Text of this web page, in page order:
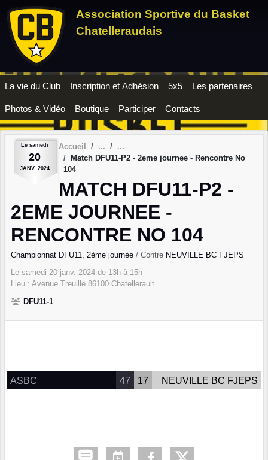
Association Sportive du Basket
Chatelleraudais
La vie du Club Inscription et Adhésion 5x5 Les partenaires
Photos & Vidéo Boutique Participer Contacts
Le samedi
20
JANV. 2024
Accueil
Match DFU11-P2 - 2eme journee - Rencontre No
104
MATCH DFU11-P2 -
2EME JOURNEE -
RENCONTRE NO 104
Championnat DFU11, 2ème journée / Contre NEUVILLE BC FJEPS
Le samedi 20 janv. 2024 de 13h à 15h
Lieu : Avenue Treuille 86100 Chatellerault
DFU11-1
ASBC 47 17 NEUVILLE BC FJEPS
Panneau de gestion des cookies